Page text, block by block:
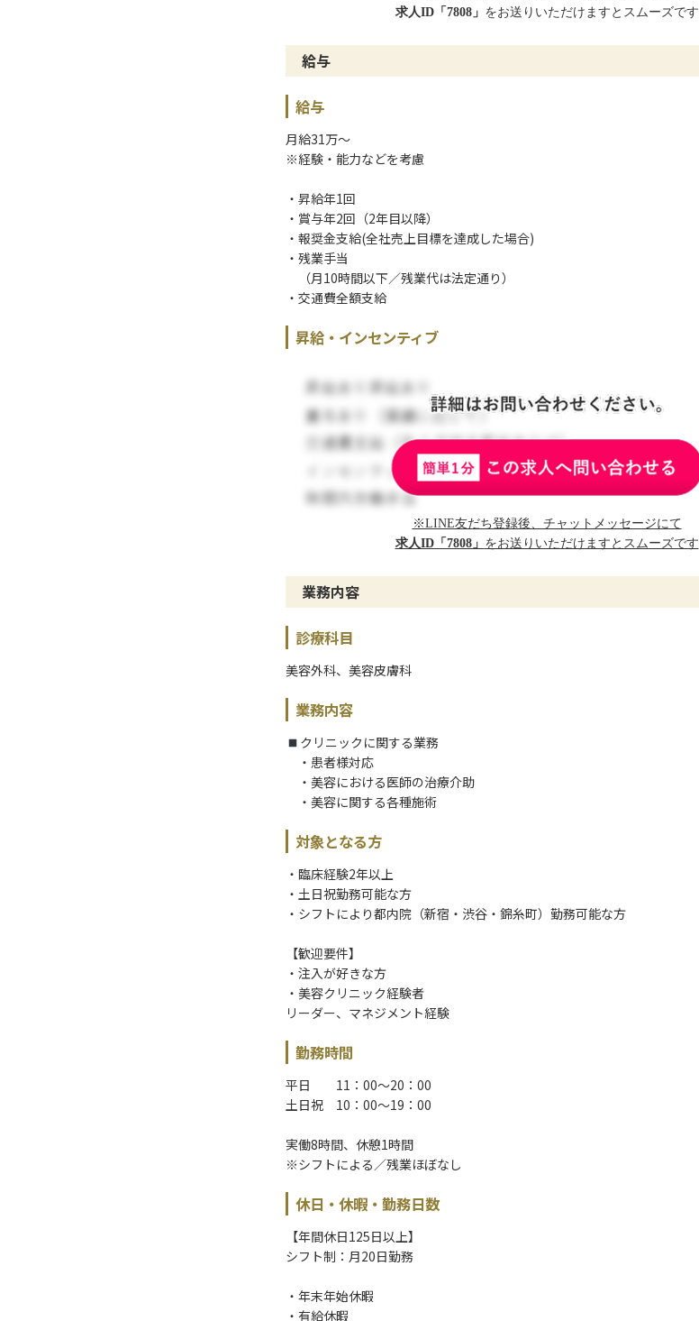
求人ID「7808」 をお送りいただけますとスムーズです
給与
給与
月給31万〜
※経験・能力などを考慮
・昇給年1回
・賞与年2回（2年目以降）
・報奨金支給(全社売上目標を達成した場合)
・残業手当
（月10時間以下／残業代は法定通り）
・交通費全額支給
昇給・インセンティブ
※LINE友だち登録後、チャットメッセージにて
求人ID「7808」 をお送りいただけますとスムーズです
業務内容
診療科目
美容外科、美容皮膚科
業務内容
クリニックに関する業務
・患者様対応
・美容における医師の治療介助
・美容に関する各種施術
対象となる方
・臨床経験2年以上
・土日祝勤務可能な方
・シフトにより都内院（新宿・渋谷・錦糸町）勤務可能な方
【歓迎要件】
・注入が好きな方
・美容クリニック経験者
リーダー、マネジメント経験
勤務時間
平日 11：00～20：00
土日祝 10：00～19：00
実働8時間、休憩1時間
※シフトによる／残業ほぼなし
休日・休暇・勤務日数
【年間休日125日以上】
シフト制：月20日勤務
・年末年始休暇
・有給休暇